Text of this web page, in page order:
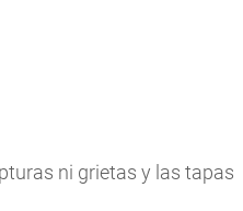
ni grietas y las tapas